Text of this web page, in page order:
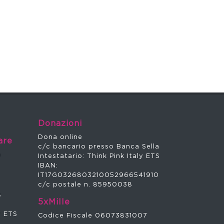
Donazioni
Dona online
c/c bancario presso Banca Sella
Intestatario: Think Pink Italy ETS
IBAN:
IT17G0326803210052966541910
c/c postale n. 85950038
5xMille
Codice Fiscale 06073831007